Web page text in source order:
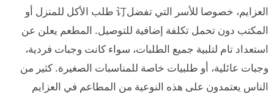
العزايم، خصوصا للأسر التي تفضل订 طلب الأكل للمنزل أو
المكتب دون تحمل تكلفة إضافية للتوصيل. المطعم يعلن عن
استعداد تام لتلبية جميع الطلبات، سواء كانت وجبات فردية،
وجبات عائلية، أو طلبيات خاصة للمناسبات الصغيرة. كثير من
الناس يعتمدون على هذه النوعية من المطاعم في العزايم